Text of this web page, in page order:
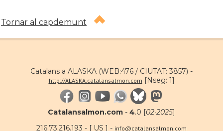
Tornar al capdemunt
Catalans a ALASKA (WEB:476 / CIUTAT: 3857) -
http://ALASKA.catalansalmon.com [Nseg: 1]
Catalansalmon.com - 4.0 [02·2025]
216.73.216.193 - [ US ] - info@catalansalmon.com